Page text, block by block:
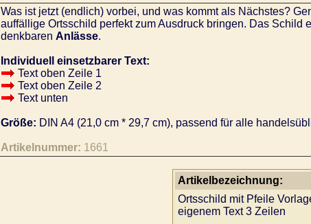
Was ist jetzt (endlich) vorbei, und was kommt als Nächstes?
auffällige Ortsschild perfekt zum Ausdruck bringen. Das Schild
denkbaren Anlässe.
Individuell einsetzbarer Text:
Text oben Zeile 1
Text oben Zeile 2
Text unten
Größe: DIN A4 (21,0 cm * 29,7 cm), passend für alle
Artikelnummer: 1661
Artikelbezeichnung:
Ortsschild mit Pfeile
eigenem Text 3 Zeilen